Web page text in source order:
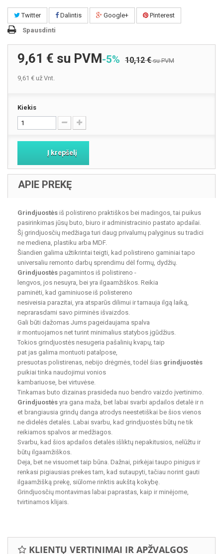
Twitter Dalintis Google+
Pinterest
Spausdinti
9,61 € su PVM-5% 10,12 €su PVM
9,61 € už Vnt.
Kiekis
Į krepšelį
APIE PREKĘ
Grindjuostės iš polistireno praktiškos bei madingos, tai puikus
pasirinkimas jūsų buto, biuro ir administracinio pastato apdailai.
Šį grindjuosčių medžiaga turi daug privalumų palyginus su tradici
ne mediena, plastiku arba MDF.
Šiandien galima užtikrintai teigti, kad polistireno gaminiai tapo
universaliu remonto darbų sprendimu dėl formų, dydžių.
Grindjuostės pagamintos iš polistireno -
lengvos, jos nesuyra, bei yra ilgaamžiškos. Reikia
paminėti, kad gaminiuose iš polistereno
nesiveisia parazitai, yra atsparūs dilimui ir tarnauja ilgą laiką,
neprarasdami savo pirminės išvaizdos.
Gali būti dažomas Jums pageidaujama spalva
ir montuojamos net turint minimalius statybos įgūdžius.
Tokios grindjuostės nesugeria pašalinių kvapų, taip
pat jas galima montuoti patalpose,
presuotas polistirenas, nebijo drėgmės, todėl šias grindjuostės
puikiai tinka naudojimui vonios
kambariuose, bei virtuvėse.
Tinkamas buto dizainas prasideda nuo bendro vaizdo įvertinimo.
Grindjuostės yra gana maža, bet labai svarbi apdailos detalė ir n
et brangiausia grindų danga atrodys neestetiškai be šios vienos
ne didelės detalės. Labai svarbu, kad grindjuostės būtų ne tik
reikiamos spalvos ar medžiagos.
Svarbu, kad šios apdailos detalės išliktų nepakitusios, nelūžtu ir
būtų ilgaamžiškos.
Deja, bet ne visuomet taip būna. Dažnai, pirkėjai taupo pinigus ir
renkasi pigiausias prekes tam, kad sutaupyti, tačiau norint gauti
ilgaamžišką prekę, siūlome rinktis aukštą kokybę.
Grindjuosčių montavimas labai paprastas, kaip ir minėjome,
tvirtinamos klijais.
KLIENTŲ VERTINIMAI IR APŽVALGOS